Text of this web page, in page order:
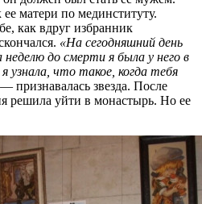
матери по мединституту.
как вдруг избранник
«На сегодняшний день
до смерти я была у него в
узнала, что такое, когда тебя
признавалась звезда. После
решила уйти в монастырь. Но ее